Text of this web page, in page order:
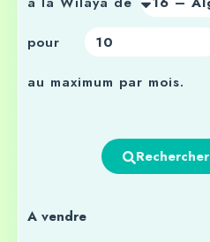
pour
au maximum par mois.
Rechercher
A vendre